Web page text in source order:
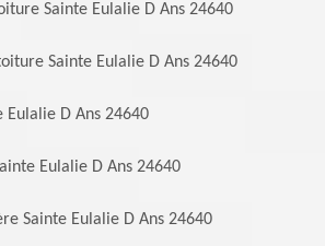
Sainte Eulalie D Ans 24640
Sainte Eulalie D Ans 24640
Eulalie D Ans 24640
Eulalie D Ans 24640
Sainte Eulalie D Ans 24640